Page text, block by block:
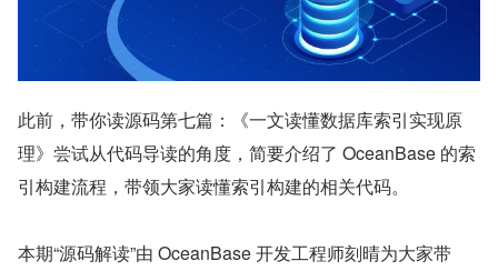
此前，带你读源码第七篇：《一文读懂数据库索引实现原
理》尝试从代码导读的角度，简要介绍了 OceanBase 的索
引构建流程，带领大家读懂索引构建的相关代码。
本期“源码解读”由 OceanBase 开发工程师刻晴为大家带